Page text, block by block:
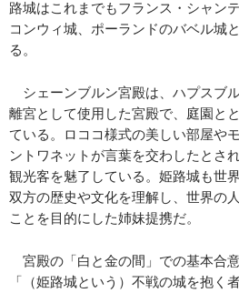
路城はこれまでもフランス・シャン
コンウィ城、ポーランドのバベル城
る。
シェーンブルン宮殿は、ハプスブ
離宮として使用した宮殿で、庭園と
ている。ロココ様式の美しい部屋や
ントワネットが言葉を交わしたとさ
観光客を魅了している。姫路城も世
双方の歴史や文化を理解し、世界の
ことを目的にした姉妹提携だ。
宮殿の「白と金の間」での基本合
「（姫路城という）不戦の城を抱く